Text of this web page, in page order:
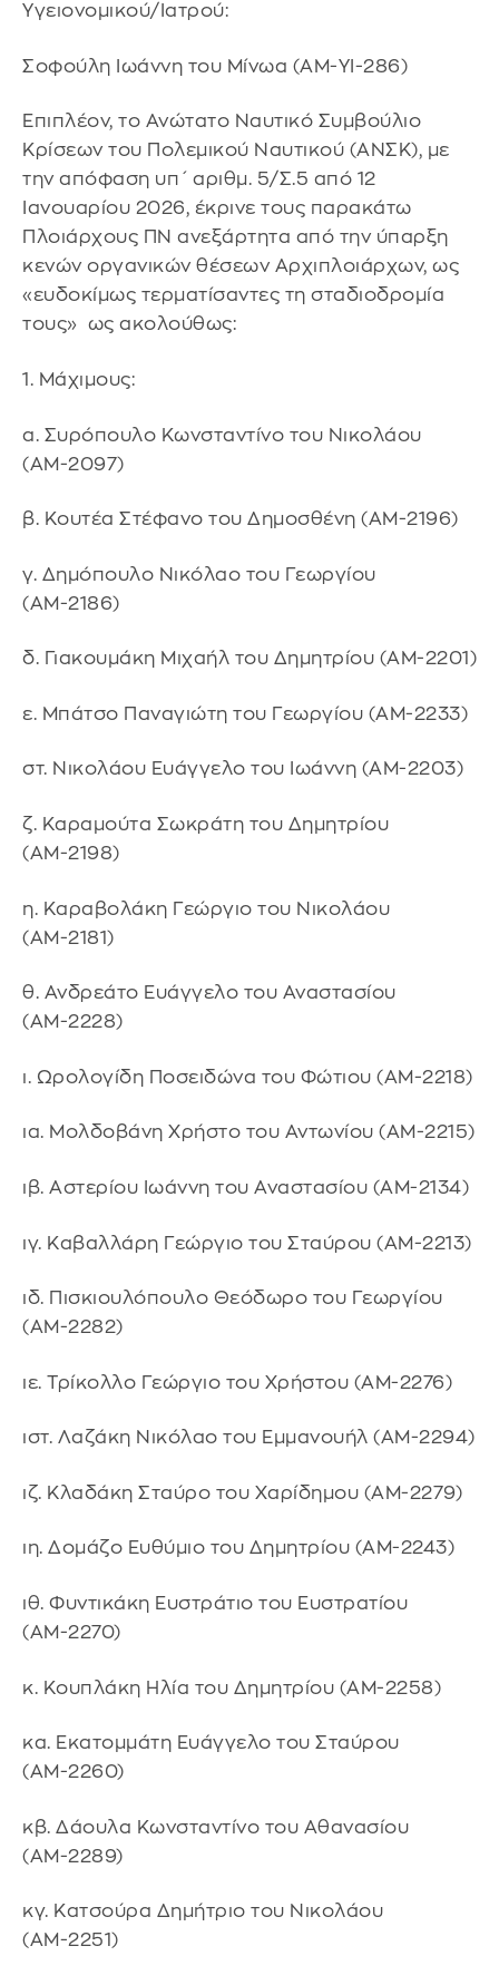
Υγειονομικού/Ιατρού:
Σοφούλη Ιωάννη του Μίνωα (ΑΜ-ΥΙ-286)
Επιπλέον, το Ανώτατο Ναυτικό Συμβούλιο
Κρίσεων του Πολεμικού Ναυτικού (ΑΝΣΚ), με
την απόφαση υπ΄ αριθμ. 5/Σ.5 από 12
Ιανουαρίου 2026, έκρινε τους παρακάτω
Πλοιάρχους ΠΝ ανεξάρτητα από την ύπαρξη
κενών οργανικών θέσεων Αρχιπλοιάρχων, ως
«ευδοκίμως τερματίσαντες τη σταδιοδρομία
τους» ως ακολούθως:
1. Μάχιμους:
α. Συρόπουλο Κωνσταντίνο του Νικολάου
(ΑΜ-2097)
β. Κουτέα Στέφανο του Δημοσθένη (ΑΜ-2196)
γ. Δημόπουλο Νικόλαο του Γεωργίου
(ΑΜ-2186)
δ. Γιακουμάκη Μιχαήλ του Δημητρίου (ΑΜ-2201)
ε. Μπάτσο Παναγιώτη του Γεωργίου (ΑΜ-2233)
στ. Νικολάου Ευάγγελο του Ιωάννη (ΑΜ-2203)
ζ. Καραμούτα Σωκράτη του Δημητρίου
(ΑΜ-2198)
η. Καραβολάκη Γεώργιο του Νικολάου
(ΑΜ-2181)
θ. Ανδρεάτο Ευάγγελο του Αναστασίου
(ΑΜ-2228)
ι. Ωρολογίδη Ποσειδώνα του Φώτιου (ΑΜ-2218)
ια. Μολδοβάνη Χρήστο του Αντωνίου (ΑΜ-2215)
ιβ. Αστερίου Ιωάννη του Αναστασίου (ΑΜ-2134)
ιγ. Καβαλλάρη Γεώργιο του Σταύρου (ΑΜ-2213)
ιδ. Πισκιουλόπουλο Θεόδωρο του Γεωργίου
(ΑΜ-2282)
ιε. Τρίκολλο Γεώργιο του Χρήστου (ΑΜ-2276)
ιστ. Λαζάκη Νικόλαο του Εμμανουήλ (ΑΜ-2294)
ιζ. Κλαδάκη Σταύρο του Χαρίδημου (ΑΜ-2279)
ιη. Δομάζο Ευθύμιο του Δημητρίου (ΑΜ-2243)
ιθ. Φυντικάκη Ευστράτιο του Ευστρατίου
(ΑΜ-2270)
κ. Κουπλάκη Ηλία του Δημητρίου (ΑΜ-2258)
κα. Εκατομμάτη Ευάγγελο του Σταύρου
(ΑΜ-2260)
κβ. Δάουλα Κωνσταντίνο του Αθανασίου
(ΑΜ-2289)
κγ. Κατσούρα Δημήτριο του Νικολάου
(ΑΜ-2251)